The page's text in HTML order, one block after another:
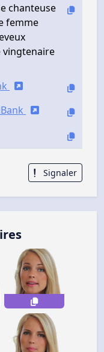
chanteuse
femme
vingtenaire
Signaler